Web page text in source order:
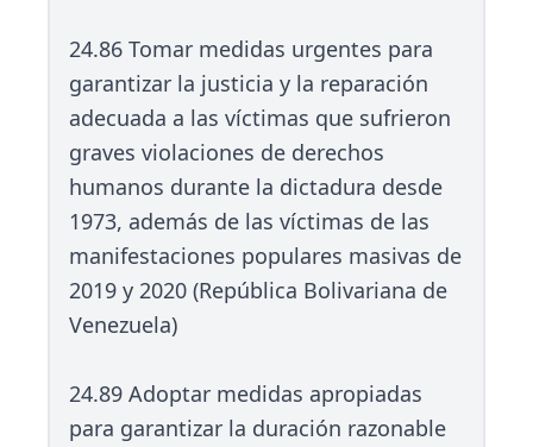
24.86 Tomar medidas urgentes para
garantizar la justicia y la reparación
adecuada a las víctimas que sufrieron
graves violaciones de derechos
humanos durante la dictadura desde
1973, además de las víctimas de las
manifestaciones populares masivas de
2019 y 2020 (República Bolivariana de
Venezuela)
24.89 Adoptar medidas apropiadas
para garantizar la duración razonable